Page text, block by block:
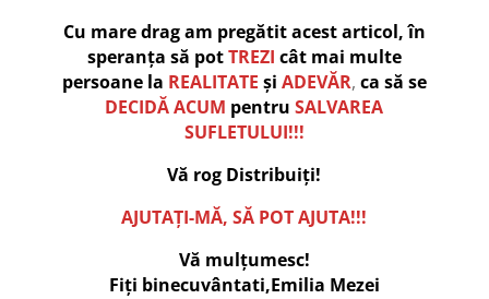
Cu mare drag am pregătit acest articol, în
speranța să potTREZI cât mai multe
persoane la REALITATE și ADEVĂR, ca să se
DECIDĂ ACUM pentruSALVAREA
SUFLETULUI!!!
Vă rog Distribuiți!
AJUTAȚI-MĂ, SĂ POT AJUTA!!!
Vă mulțumesc!
Fiți binecuvântati,Emilia Mezei